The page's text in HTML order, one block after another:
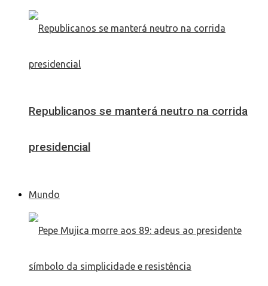
Republicanos se manterá neutro na corrida
presidencial
Mundo